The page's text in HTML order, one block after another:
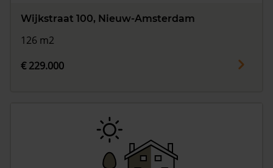
Wijkstraat 100, Nieuw-Amsterdam
126 m2
€ 229.000